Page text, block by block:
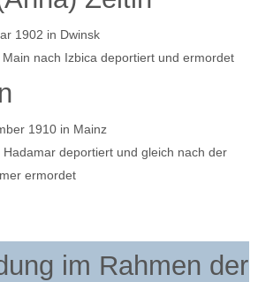
1902 in Dwinsk
nach Izbica deportiert und ermordet
1910 in Mainz
deportiert und gleich nach der
ermordet
im Rahmen der